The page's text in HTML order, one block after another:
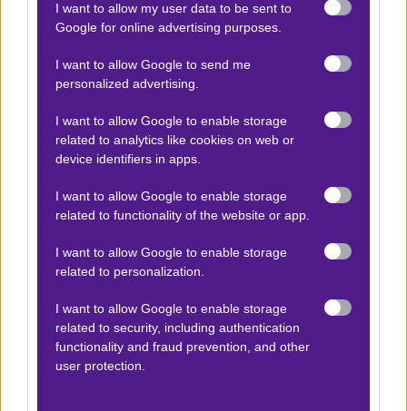
I want to allow my user data to be sent to
Google for online advertising purposes.
I want to allow Google to send me
personalized advertising.
I want to allow Google to enable storage
related to analytics like cookies on web or
device identifiers in apps.
I want to allow Google to enable storage
related to functionality of the website or app.
I want to allow Google to enable storage
related to personalization.
I want to allow Google to enable storage
related to security, including authentication
functionality and fraud prevention, and other
user protection.
1.70
Αποτέλεσμα: 1-0
Προσφορές*
ΒΑΘΜΟΛΟΓΙΕΣ
Super league
Βαθμολογίες Aγγλία – Premier league
Βαθμολογίες Γερμανίας – Bundesliga
Βαθμολογίες Ισπανίας- La liga
Βαθμολογίες Ιταλίας- Serie A